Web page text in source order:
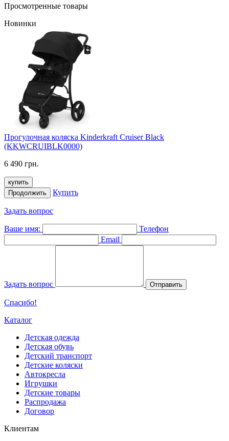
Просмотренные товары
Новинки
Прогулочная коляска Kinderkraft Cruiser Black
(KKWCRUIBLK0000)
6 490 грн.
купить
Продолжить
Купить
Задать вопрос
Ваше имя:
Телефон
Email
Задать вопрос Отправить
Спасибо!
Каталог
Детская одежда
Детская обувь
Детский транспорт
Детские коляски
Автокресла
Игрушки
Детские товары
Распродажа
Договор
Клиентам